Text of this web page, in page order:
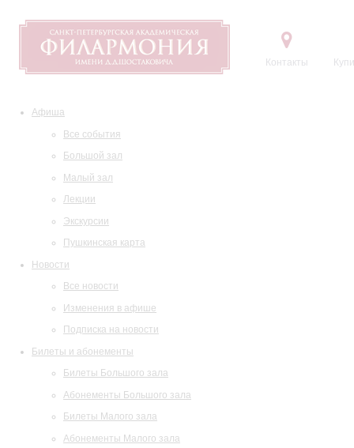
Контакты
Афиша
Все события
Большой зал
Малый зал
Лекции
Экскурсии
Пушкинская карта
Новости
Все новости
Изменения в афише
Подписка на новости
Билеты и абонементы
Билеты Большого зала
Абонементы Большого зала
Билеты Малого зала
Абонементы Малого зала